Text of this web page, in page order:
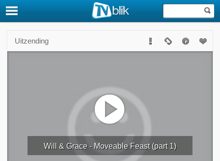
Uitzending
Will & Grace - Moveable Feast (part 1)